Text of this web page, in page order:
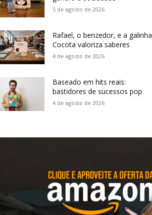
5 de agosto de 2026
Rafael, o benzedor, e a galinha
Cocota valoriza saberes
4 de agosto de 2026
Baseado em hits reais:
bastidores de sucessos pop
4 de agosto de 2026